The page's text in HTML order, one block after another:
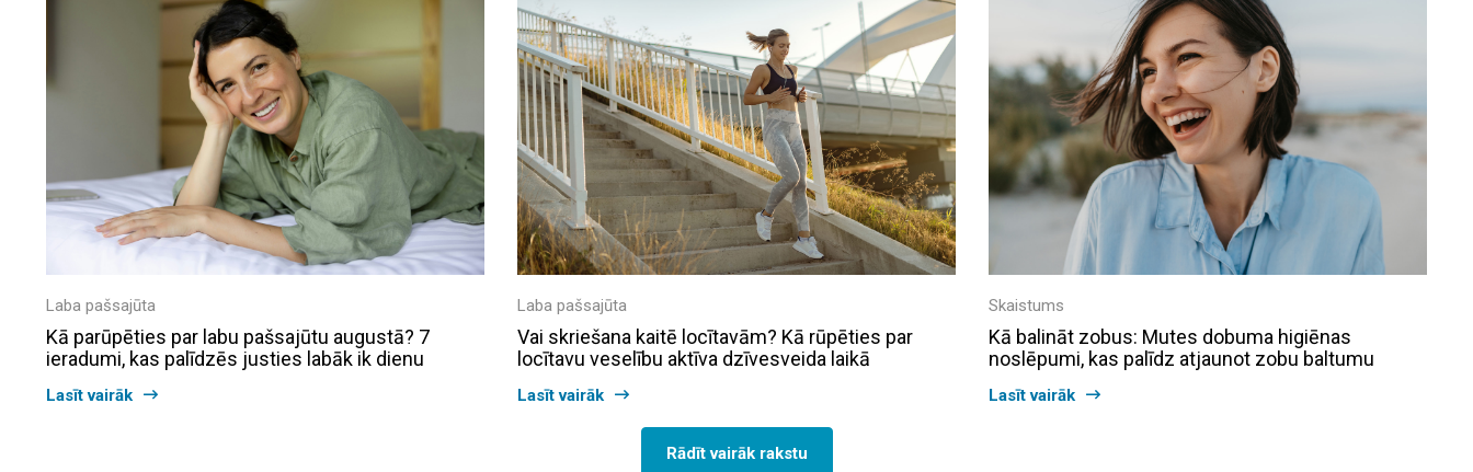
Laba pašsajūta
Kā parūpēties par labu pašsajūtu augustā? 7
ieradumi, kas palīdzēs justies labāk ik dienu
Lasīt vairāk
Laba pašsajūta
Vai skriešana kaitē locītavām? Kā rūpēties par
locītavu veselību aktīva dzīvesveida laikā
Lasīt vairāk
Skaistums
Kā balināt zobus: Mutes dobuma higiēnas
noslēpumi, kas palīdz atjaunot zobu baltumu
Lasīt vairāk
Rādīt vairāk rakstu